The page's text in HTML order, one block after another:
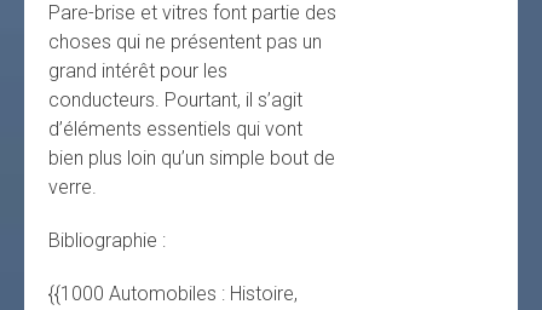
Pare-brise et vitres font partie des
choses qui ne présentent pas un
grand intérêt pour les
conducteurs. Pourtant, il s’agit
d’éléments essentiels qui vont
bien plus loin qu’un simple bout de
verre.
Bibliographie :
{{1000 Automobiles : Histoire,